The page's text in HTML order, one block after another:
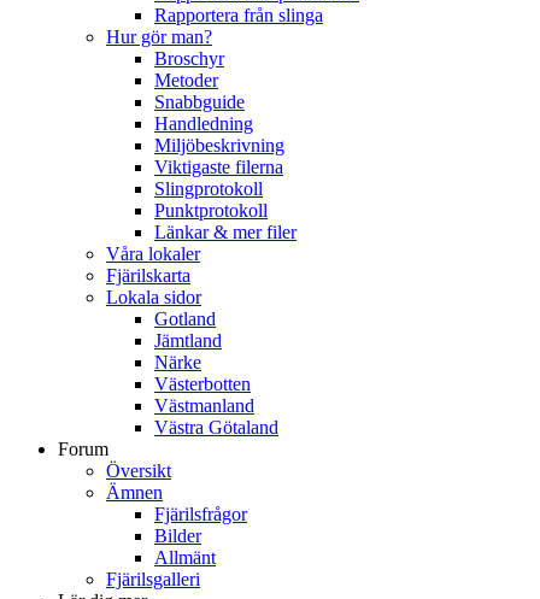
Rapportera från slinga
Hur gör man?
Broschyr
Metoder
Snabbguide
Handledning
Miljöbeskrivning
Viktigaste filerna
Slingprotokoll
Punktprotokoll
Länkar & mer filer
Våra lokaler
Fjärilskarta
Lokala sidor
Gotland
Jämtland
Närke
Västerbotten
Västmanland
Västra Götaland
Forum
Översikt
Ämnen
Fjärilsfrågor
Bilder
Allmänt
Fjärilsgalleri